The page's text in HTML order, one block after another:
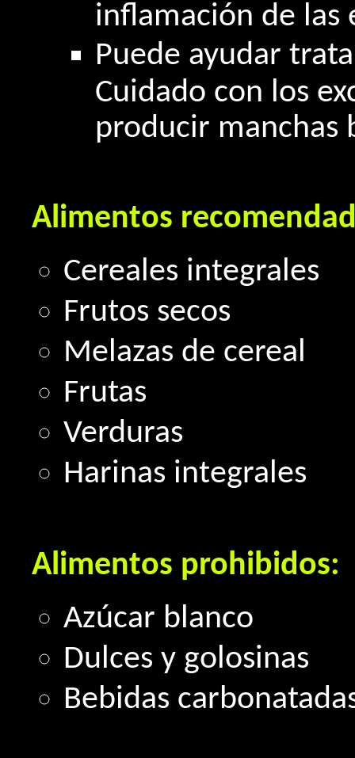
inflamación de las
Puede ayudar
Cuidado con los
producir manchas
Alimentos
Cereales integrales
Frutos secos
Melazas de cereal
Frutas
Verduras
Harinas integrales
Alimentos prohibidos:
Azúcar blanco
Dulces y golosinas
Bebidas